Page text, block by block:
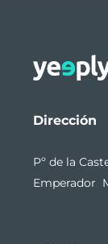
Dirección
Pº de la
Emperador